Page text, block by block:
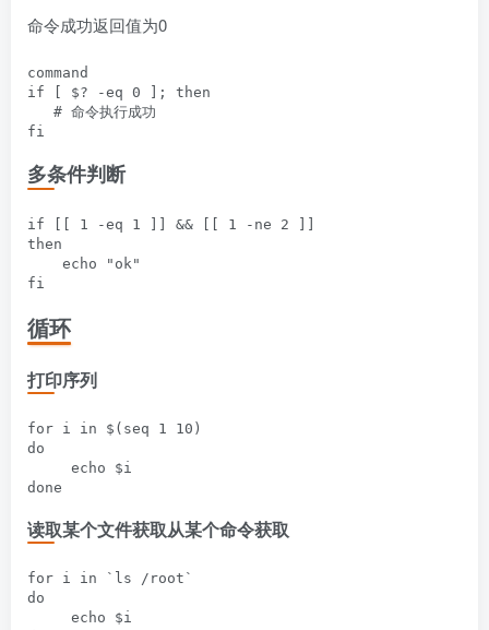
命令成功返回值为0
command
if [ $? -eq 0 ]; then
多条件判断
if [[ 1 -eq 1 ]] && [[ 1 -ne 2 ]]
then
循环
打印序列
for i in $(seq 1 10)
do
读取某个文件获取从某个命令获取
for i in `ls /root`
do